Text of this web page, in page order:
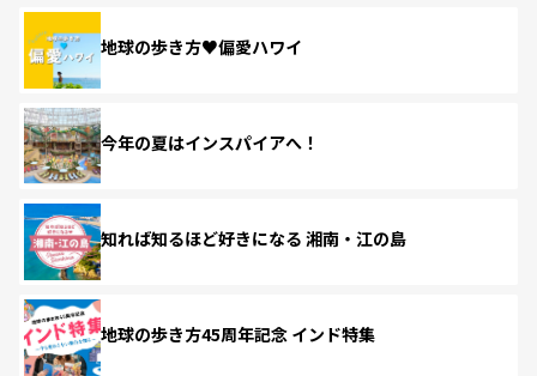
地球の歩き方♥偏愛ハワイ
今年の夏はインスパイアへ！
知れば知るほど好きになる 湘南・江の島
地球の歩き方45周年記念 インド特集